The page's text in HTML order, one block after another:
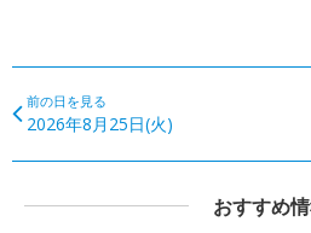
前の日を見る
2026年8月25日(火)
おすすめ